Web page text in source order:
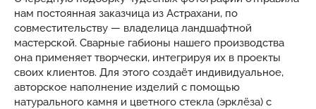
нам постоянная заказчица из Астрахани, по
совместительству — владелица ландшафтной
мастерской. Сварные габионы нашего производства
она применяет творчески, интегрируя их в проекты
своих клиентов. Для этого создаёт индивидуальное,
авторское наполнение изделий с помощью
натурального камня и цветного стекла (эрклёза) с